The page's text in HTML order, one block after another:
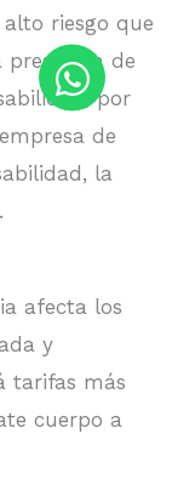
riesgo que
de
por
de
la
afecta los
y
tarifas más
cuerpo a